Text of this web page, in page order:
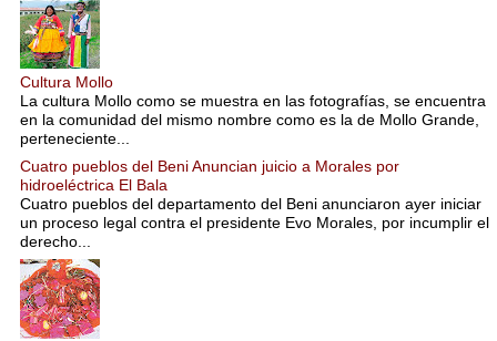
Cultura Mollo
La cultura Mollo como se muestra en las fotografías, se encuentra
en la comunidad del mismo nombre como es la de Mollo Grande,
perteneciente...
Cuatro pueblos del Beni Anuncian juicio a Morales por
hidroeléctrica El Bala
Cuatro pueblos del departamento del Beni anunciaron ayer iniciar
un proceso legal contra el presidente Evo Morales, por incumplir el
derecho...